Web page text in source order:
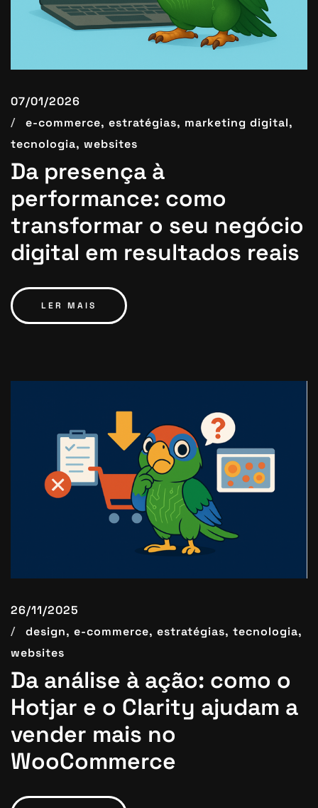
07/01/2026
e-commerce, estratégias, marketing digital,
tecnologia, websites
Da presença à
performance: como
transformar o seu negócio
digital em resultados reais
LER MAIS
26/11/2025
design, e-commerce, estratégias, tecnologia,
websites
Da análise à ação: como o
Hotjar e o Clarity ajudam a
vender mais no
WooCommerce